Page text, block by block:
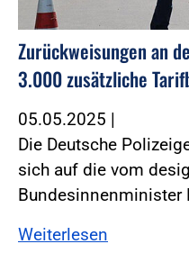
Zurückweisungen an
3.000 zusätzliche
05.05.2025 |
Die Deutsche
sich auf die vom
Weiterlesen